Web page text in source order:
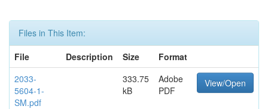
Files in This Item:
File
Description Size
Format
2033-
5604-1-
SM.pdf
333.75
kB
Adobe
PDF
View/Open